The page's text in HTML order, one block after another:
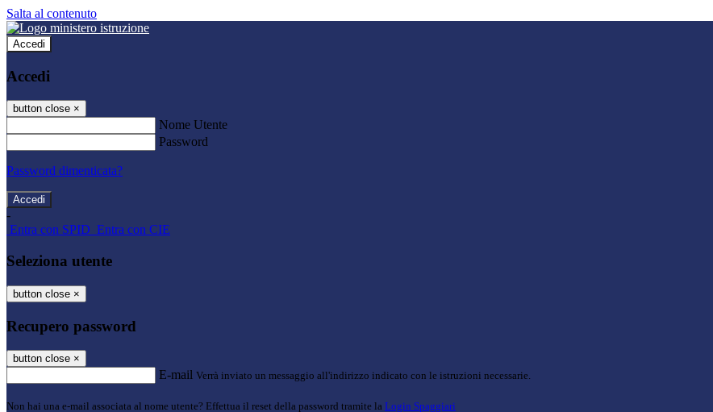
Salta al contenuto
Accedi
Accedi
button close ×
Nome Utente
Password
Password dimenticata?
-
Entra con SPID Entra con CIE
Seleziona utente
button close ×
Recupero password
button close ×
E-mail Verrà inviato un messaggio all'indirizzo indicato con le istruzioni necessarie.
Non hai una e-mail associata al nome utente? Effettua il reset della password tramite la Login Spaggiari